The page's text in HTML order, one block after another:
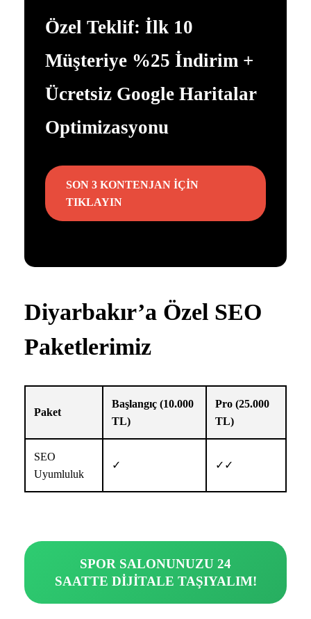
Özel Teklif: İlk 10
Müşteriye %25 İndirim +
Ücretsiz Google Haritalar
Optimizasyonu
SON 3 KONTENJAN İÇİN
TIKLAYIN
Diyarbakır’a Özel SEO
Paketlerimiz
Paket
Başlangıç (10.000
TL)
Pro (25.000
TL)
SEO
Uyumluluk
✓ ✓✓
SPOR SALONUNUZU 24
SAATTE DİJİTALE TAŞIYALIM!